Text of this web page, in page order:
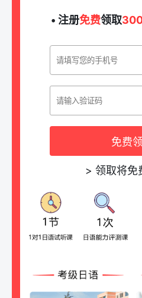
• 注册免费领取
免费
> 领取将免